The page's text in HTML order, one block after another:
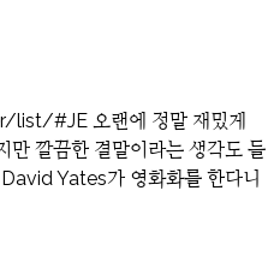
#JE 오랜에 정말 재밌게
만 깔끔한 결말이라는 생각도 들
Yates가 영화화를 한다니